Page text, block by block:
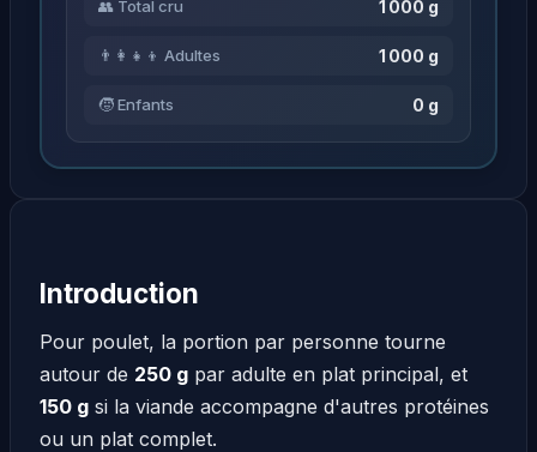
👥 Total cru 1 000 g
👨‍👩‍👧‍👦 Adultes 1 000 g
🧒 Enfants 0 g
Introduction
Pour poulet, la portion par personne tourne
autour de 250 g par adulte en plat principal, et
150 g si la viande accompagne d'autres protéines
ou un plat complet.